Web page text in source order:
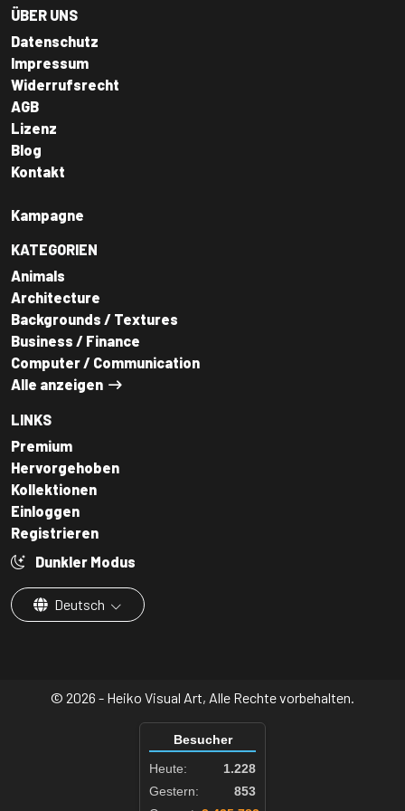
ÜBER UNS
Datenschutz
Impressum
Widerrufsrecht
AGB
Lizenz
Blog
Kontakt
Kampagne
KATEGORIEN
Animals
Architecture
Backgrounds / Textures
Business / Finance
Computer / Communication
Alle anzeigen
LINKS
Premium
Hervorgehoben
Kollektionen
Einloggen
Registrieren
Dunkler Modus
Deutsch
© 2026 - Heiko Visual Art, Alle Rechte vorbehalten.
Besucher
Heute:
1.228
Gestern:
853